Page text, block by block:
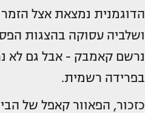
הדוגמנית נמצאת אצל
ושלביה עסוקה בהצגות
נרשם קאמבק - אבל גם לא
בפרידה רשמית.
כזכור, הפאוור קאפל של